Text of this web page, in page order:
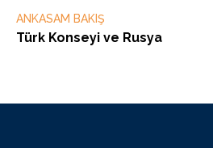
ANKASAM BAKIŞ
Türk Konseyi ve Rusya